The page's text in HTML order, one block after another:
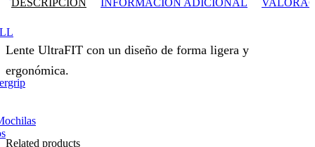
DESCRIPCIÓN INFORMACIÓN ADICIONAL
Lente UltraFIT con un diseño de forma ligera y
ergonómica.
Related products